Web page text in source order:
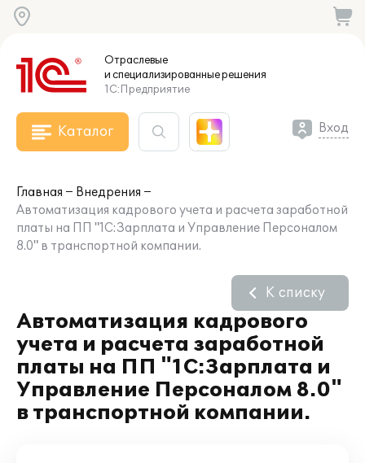
Отраслевые
и специализированныерешения
1С:Предприятие
Каталог Вход
Главная
Внедрения
Автоматизация кадрового учета и расчета заработной
платы на ПП "1С:Зарплата и Управление Персоналом
8.0" в транспортной компании.
Автоматизация кадрового
учета и расчета заработной
платы на ПП "1С:Зарплата и
Управление Персоналом 8.0"
в транспортной компании.
К списку